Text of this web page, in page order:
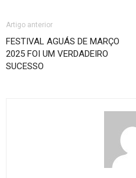
Artigo anterior
FESTIVAL AGUÁS DE MARÇO
2025 FOI UM VERDADEIRO
SUCESSO